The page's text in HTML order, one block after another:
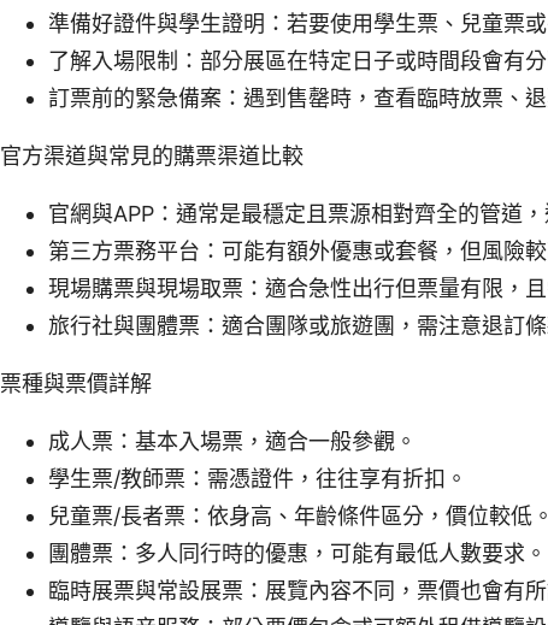
準備好證件與學生證明：若要使用學生票、兒童票
了解入場限制：部分展區在特定日子或時間段會有
訂票前的緊急備案：遇到售罄時，查看臨時放票、
官方渠道與常見的購票渠道比較
官網與APP：通常是最穩定且票源相對齊全的管道
第三方票務平台：可能有額外優惠或套餐，但風險
現場購票與現場取票：適合急性出行但票量有限，
旅行社與團體票：適合團隊或旅遊團，需注意退訂
票種與票價詳解
成人票：基本入場票，適合一般參觀。
學生票/教師票：需憑證件，往往享有折扣。
兒童票/長者票：依身高、年齡條件區分，價位較低。
團體票：多人同行時的優惠，可能有最低人數要求。
臨時展票與常設展票：展覽內容不同，票價也會有所